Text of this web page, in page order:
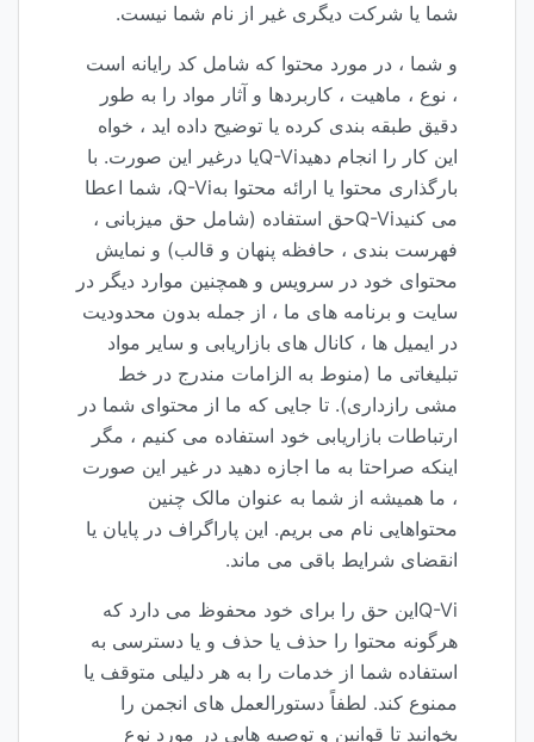
شما یا شرکت دیگری غیر از نام شما نیست.
و شما ، در مورد محتوا که شامل کد رایانه است
، نوع ، ماهیت ، کاربردها و آثار مواد را به طور
دقیق طبقه بندی کرده یا توضیح داده اید ، خواه
این کار را انجام دهیدQ-Viیا درغیر این صورت. با
بارگذاری محتوا یا ارائه محتوا بهQ-Vi، شما اعطا
می کنیدQ-Viحق استفاده (شامل حق میزبانی ،
فهرست بندی ، حافظه پنهان و قالب) و نمایش
محتوای خود در سرویس و همچنین موارد دیگر در
سایت و برنامه های ما ، از جمله بدون محدودیت
در ایمیل ها ، کانال های بازاریابی و سایر مواد
تبلیغاتی ما (منوط به الزامات مندرج در خط
مشی رازداری). تا جایی که ما از محتوای شما در
ارتباطات بازاریابی خود استفاده می کنیم ، مگر
اینکه صراحتا به ما اجازه دهید در غیر این صورت
، ما همیشه از شما به عنوان مالک چنین
محتواهایی نام می بریم. این پاراگراف در پایان یا
انقضای شرایط باقی می ماند.
Q-Viاین حق را برای خود محفوظ می دارد که
هرگونه محتوا را حذف یا حذف و یا دسترسی به
استفاده شما از خدمات را به هر دلیلی متوقف یا
ممنوع کند. لطفاً دستورالعمل های انجمن را
بخوانید تا قوانین و توصیه هایی در مورد نوع